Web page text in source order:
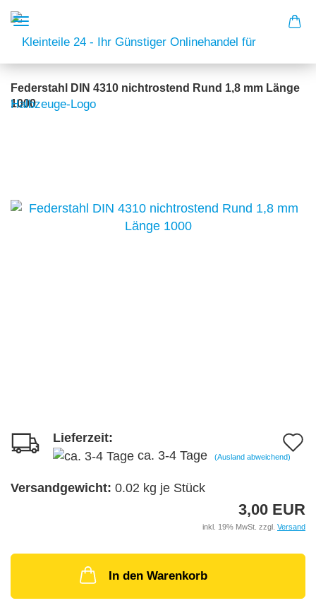
Federstahl DIN 4310 nichtrostend Rund 1,8 mm Länge
1000
Lieferzeit:
ca. 3-4 Tage
(Ausland abweichend)
Versandgewicht: 0.02 kg je Stück
3,00 EUR
inkl. 19% MwSt. zzgl. Versand
In den Warenkorb